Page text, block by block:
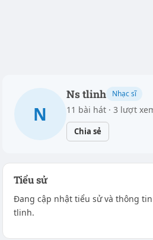
N
Ns tlinh Nhạc sĩ
11 bài hát · 3 lượt
Chia sẻ
Tiểu sử
Đang cập nhật tiểu sử và thông
tlinh.